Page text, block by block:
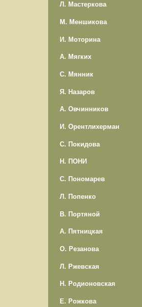
Л. Мастеркова
М. Меншикова
И. Моторина
А. Мягких
С. Мянник
Я. Назаров
А. Овчинников
И. Орентлихерман
С. Покидова
Н. ПОНИ
С. Пономарев
Л. Попенко
В. Портяной
А. Пятницкая
О. Резанова
Л. Ржевская
Н. Родионовская
Е. Рожкова